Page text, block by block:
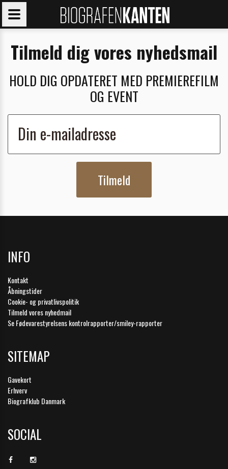
Tilmeld dig vores nyhedsmail
HOLD DIG OPDATERET MED PREMIEREFILM
OG EVENT
Tilmeld
INFO
Kontakt
Åbningstider
Cookie- og privatlivspolitik
Tilmeld vores nyhedmail
Se Fødevarestyrelsens kontrolrapporter/smiley-rapporter
SITEMAP
Gavekort
Erhverv
Biografklub Danmark
SOCIAL